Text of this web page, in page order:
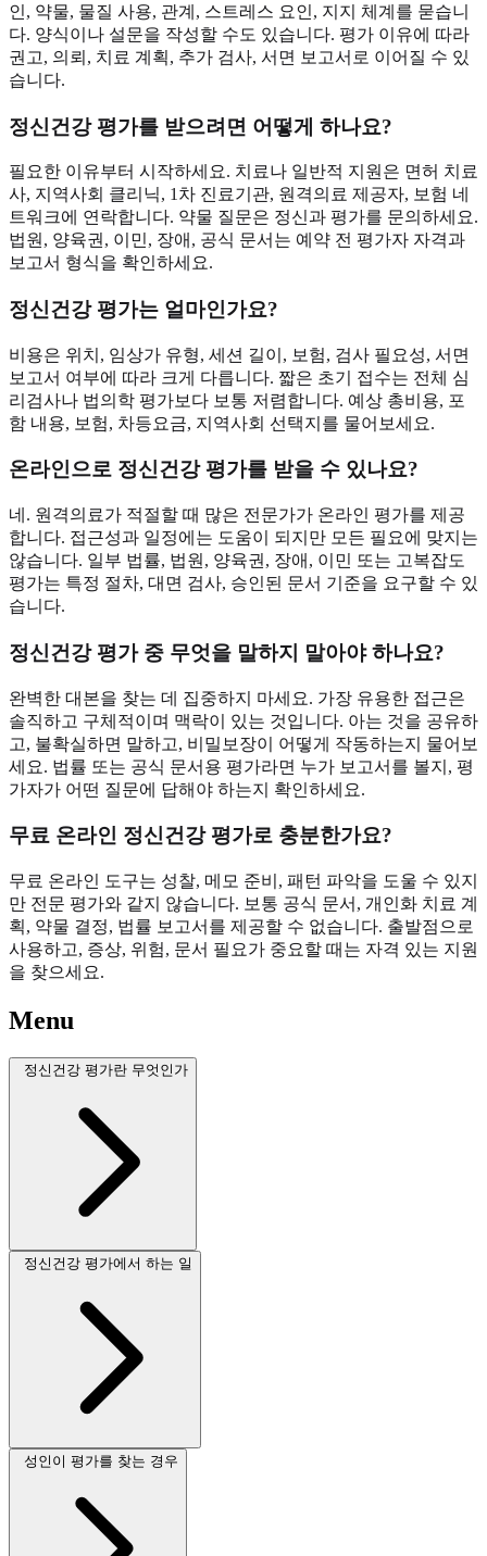
인, 약물, 물질 사용, 관계, 스트레스 요인, 지지 체계를 묻습니
다. 양식이나 설문을 작성할 수도 있습니다. 평가 이유에 따라
권고, 의뢰, 치료 계획, 추가 검사, 서면 보고서로 이어질 수 있
습니다.
정신건강 평가를 받으려면 어떻게 하나요?
필요한 이유부터 시작하세요. 치료나 일반적 지원은 면허 치료
사, 지역사회 클리닉, 1차 진료기관, 원격의료 제공자, 보험 네
트워크에 연락합니다. 약물 질문은 정신과 평가를 문의하세요.
법원, 양육권, 이민, 장애, 공식 문서는 예약 전 평가자 자격과
보고서 형식을 확인하세요.
정신건강 평가는 얼마인가요?
비용은 위치, 임상가 유형, 세션 길이, 보험, 검사 필요성, 서면
보고서 여부에 따라 크게 다릅니다. 짧은 초기 접수는 전체 심
리검사나 법의학 평가보다 보통 저렴합니다. 예상 총비용, 포
함 내용, 보험, 차등요금, 지역사회 선택지를 물어보세요.
온라인으로 정신건강 평가를 받을 수 있나요?
네. 원격의료가 적절할 때 많은 전문가가 온라인 평가를 제공
합니다. 접근성과 일정에는 도움이 되지만 모든 필요에 맞지는
않습니다. 일부 법률, 법원, 양육권, 장애, 이민 또는 고복잡도
평가는 특정 절차, 대면 검사, 승인된 문서 기준을 요구할 수 있
습니다.
정신건강 평가 중 무엇을 말하지 말아야 하나요?
완벽한 대본을 찾는 데 집중하지 마세요. 가장 유용한 접근은
솔직하고 구체적이며 맥락이 있는 것입니다. 아는 것을 공유하
고, 불확실하면 말하고, 비밀보장이 어떻게 작동하는지 물어보
세요. 법률 또는 공식 문서용 평가라면 누가 보고서를 볼지, 평
가자가 어떤 질문에 답해야 하는지 확인하세요.
무료 온라인 정신건강 평가로 충분한가요?
무료 온라인 도구는 성찰, 메모 준비, 패턴 파악을 도울 수 있지
만 전문 평가와 같지 않습니다. 보통 공식 문서, 개인화 치료 계
획, 약물 결정, 법률 보고서를 제공할 수 없습니다. 출발점으로
사용하고, 증상, 위험, 문서 필요가 중요할 때는 자격 있는 지원
을 찾으세요.
Menu
정신건강 평가란 무엇인가
정신건강 평가에서 하는 일
성인이 평가를 찾는 경우